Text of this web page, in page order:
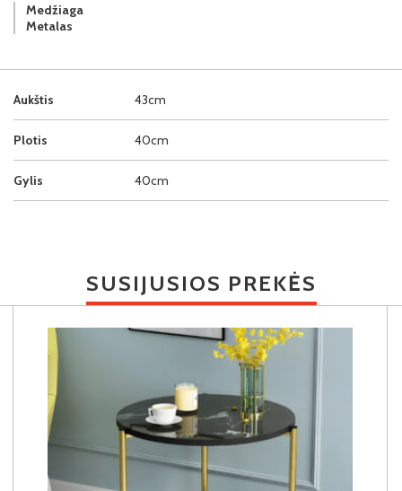
Aukštis 43cm
Plotis 40cm
Gylis 40cm
Medžiaga
Metalas
SUSIJUSIOS PREKĖS